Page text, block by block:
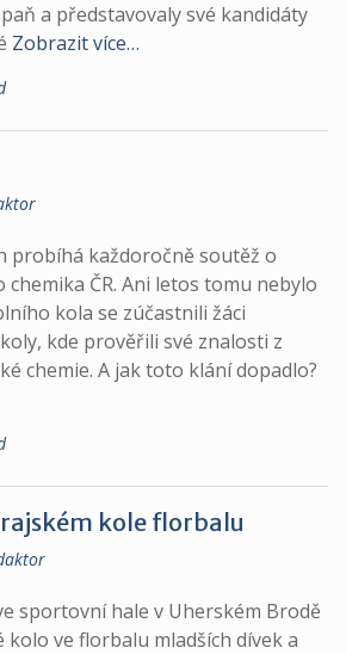
a představovaly své kandidáty
Zobrazit více…
probíhá každoročně soutěž o
ČR. Ani letos tomu nebylo
kola se zúčastnili žáci
kde prověřili své znalosti z
chemie. A jak toto klání dopadlo?
kole florbalu
sportovní hale v Uherském Brodě
ve florbalu mladších dívek a